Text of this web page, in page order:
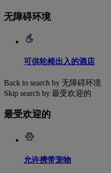
无障碍环境
可供轮椅出入的酒店
Back to search by 无障碍环境
Skip search by 最受欢迎的
最受欢迎的
允许携带宠物